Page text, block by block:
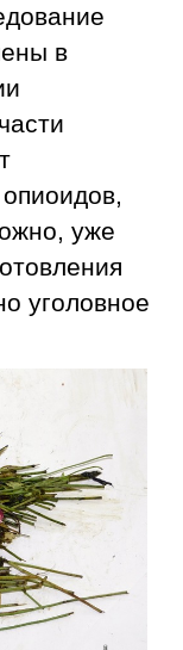
в
уже
уголовное